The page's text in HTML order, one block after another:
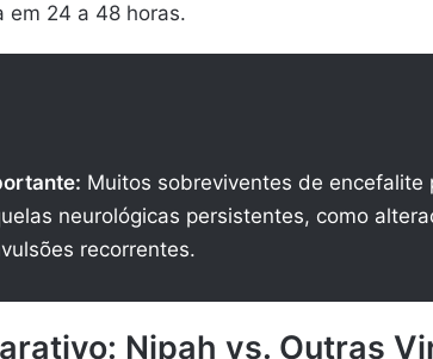
em 24 a 48 horas.
Muitos sobreviventes de encefalite
neurológicas persistentes, como
recorrentes.
Nipah vs. Outras